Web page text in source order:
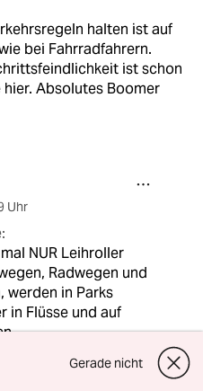
halten ist auf
bei Fahrradfahrern.
ist schon
hier. Absolutes Boomer
Uhr
NUR Leihroller
Radwegen und
werden in Parks
in Flüsse und auf
nicht.
Gerade nicht